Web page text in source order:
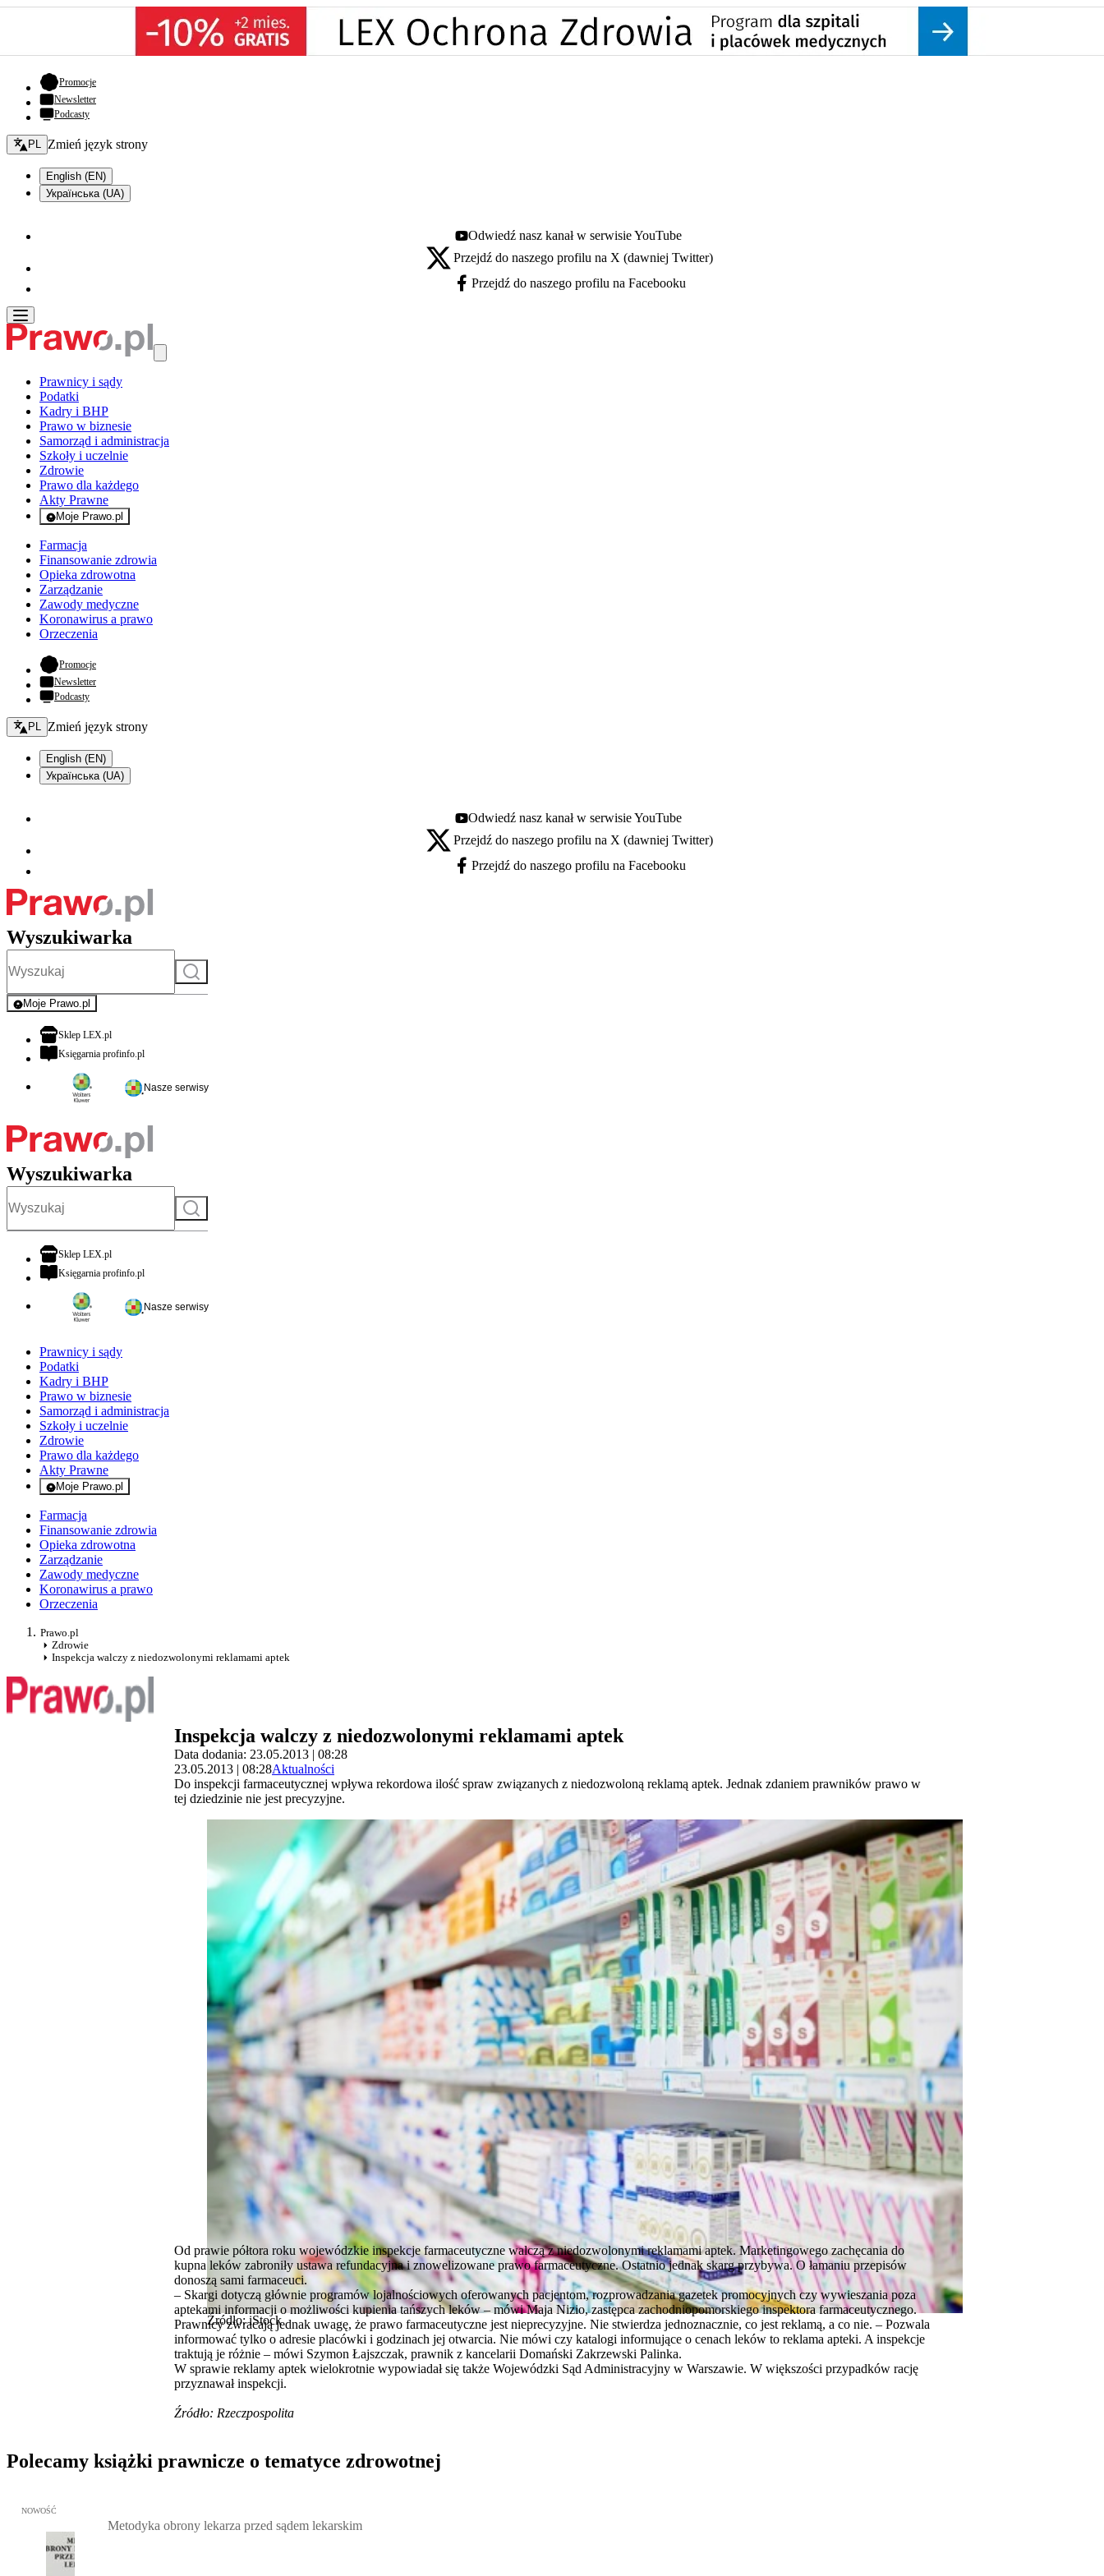
Promocje- otwiera się w nowej karcie
Newsletter
Podcasty
Zmień język - bieżący:
PL Zmień język strony
English (EN)
Українська (UA)
Youtube - otwiera się w nowej karcie
Odwiedź nasz kanał w serwisie YouTube
X - otwiera się w nowej karcie
Przejdź do naszego profilu na X (dawniej Twitter)
Facebook - otwiera się w nowej karcie
Przejdź do naszego profilu na Facebooku
Prawnicy i sądy
Podatki
Kadry i BHP
Prawo w biznesie
Samorząd i administracja
Szkoły i uczelnie
Zdrowie
Prawo dla każdego
Akty Prawne
Moje Prawo.pl
- rejestracja i logowanie do serwisu
Farmacja
Finansowanie zdrowia
Opieka zdrowotna
Zarządzanie
Zawody medyczne
Koronawirus a prawo
Orzeczenia
Promocje- otwiera się w nowej karcie
Newsletter
Podcasty
Zmień język - bieżący:
PL Zmień język strony
English (EN)
Українська (UA)
Youtube - otwiera się w nowej karcie
Odwiedź nasz kanał w serwisie YouTube
X - otwiera się w nowej karcie
Przejdź do naszego profilu na X (dawniej Twitter)
Facebook - otwiera się w nowej karcie
Przejdź do naszego profilu na Facebooku
Wyszukiwarka
Szukaj
Moje Prawo.pl
- rejestracja i logowanie do serwisu
Sklep LEX.plotwiera się w nowej karcie
Księgarnia profinfo.plotwiera się w nowej karcie
Nasze serwisy
Wyszukiwarka
Szukaj
Sklep LEX.plotwiera się w nowej karcie
Księgarnia profinfo.plotwiera się w nowej karcie
Nasze serwisy
Prawnicy i sądy
Podatki
Kadry i BHP
Prawo w biznesie
Samorząd i administracja
Szkoły i uczelnie
Zdrowie
Prawo dla każdego
Akty Prawne
Moje Prawo.pl
- rejestracja i logowanie do serwisu
Farmacja
Finansowanie zdrowia
Opieka zdrowotna
Zarządzanie
Zawody medyczne
Koronawirus a prawo
Orzeczenia
Prawo.pl
Zdrowie
Inspekcja walczy z niedozwolonymi reklamami aptek
Inspekcja walczy z niedozwolonymi reklamami aptek
Data dodania: 23.05.2013 | 08:28
23.05.2013 | 08:28Aktualności
Do inspekcji farmaceutycznej wpływa rekordowa ilość spraw związanych z niedozwoloną reklamą aptek. Jednak zdaniem prawników prawo w
tej dziedzinie nie jest precyzyjne.
Źródło: iStock
Od prawie półtora roku wojewódzkie inspekcje farmaceutyczne walczą z niedozwolonymi reklamami aptek. Marketingowego zachęcania do
kupna leków zabroniły ustawa refundacyjna i znowelizowane prawo farmaceutyczne. Ostatnio jednak skarg przybywa. O łamaniu przepisów
donoszą sami farmaceuci.
– Skargi dotyczą głównie programów lojalnościowych oferowanych pacjentom, rozprowadzania gazetek promocyjnych czy wywieszania poza
aptekami informacji o możliwości kupienia tańszych leków – mówi Maja Nizio, zastępca zachodniopomorskiego inspektora farmaceutycznego.
Prawnicy zwracają jednak uwagę, że prawo farmaceutyczne jest nieprecyzyjne. Nie stwierdza jednoznacznie, co jest reklamą, a co nie. – Pozwala
informować tylko o adresie placówki i godzinach jej otwarcia. Nie mówi czy katalogi informujące o cenach leków to reklama apteki. A inspekcje
traktują je różnie – mówi Szymon Łajszczak, prawnik z kancelarii Domański Zakrzewski Palinka.
W sprawie reklamy aptek wielokrotnie wypowiadał się także Wojewódzki Sąd Administracyjny w Warszawie. W większości przypadków rację
przyznawał inspekcji.
Źródło: Rzeczpospolita
Polecamy książki prawnicze o tematyce zdrowotnej
Przejdź do: Metodyka obrony lekarza przed sądem lekarskim, Marcin Burdzik, Radosław Tymiński - otwiera się w nowym oknie
NOWOŚĆ
Metodyka obrony lekarza przed sądem lekarskim